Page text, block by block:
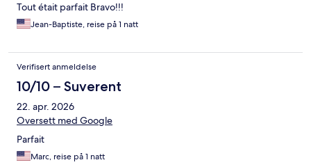
Tout était parfait Bravo!!!
Jean-Baptiste, reise på 1 natt
Verifisert anmeldelse
10/10 – Suverent
22. apr. 2026
Oversett med Google
Parfait
Marc, reise på 1 natt